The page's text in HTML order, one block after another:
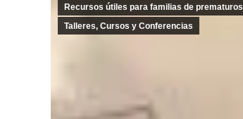
Recursos útiles para familias de prematuros
Talleres, Cursos y Conferencias